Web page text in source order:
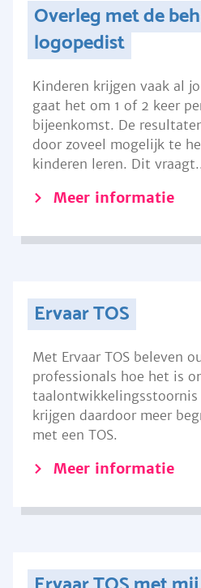
Overleg met de
logopedist
Kinderen krijgen vaak al
gaat het om 1 of 2 keer
bijeenkomst. De
door zoveel mogelijk te
kinderen leren. Dit
Meer informatie
Ervaar TOS
Met Ervaar TOS beleven
professionals hoe het is
taalontwikkelingsstoornis
krijgen daardoor meer
met een TOS.
Meer informatie